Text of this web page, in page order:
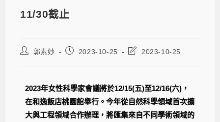
11/30截止
郭素妙 2023-10-25 2023-10-25
2023年女性科學家會議將於12/15(五)至12/16(六)，
在和逸飯店桃園館舉行。今年從自然科學領域首次擴
大與工程領域合作辦理，將匯集來自不同學術領域的